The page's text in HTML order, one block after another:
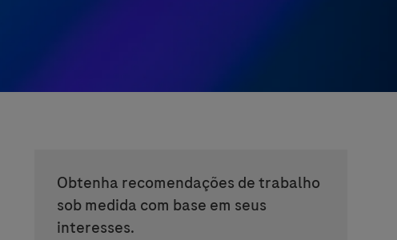
Obtenha recomendações de trabalho
sob medida com base em seus
interesses.